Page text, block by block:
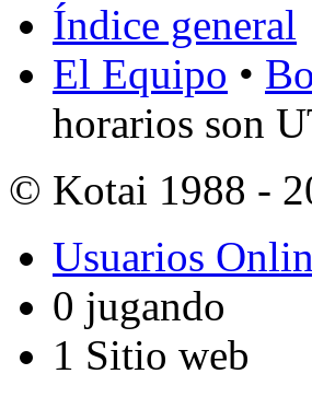
Índice general
El Equipo •
horarios son
© Kotai 1988 -
Usuarios
0 jugando
1 Sitio web